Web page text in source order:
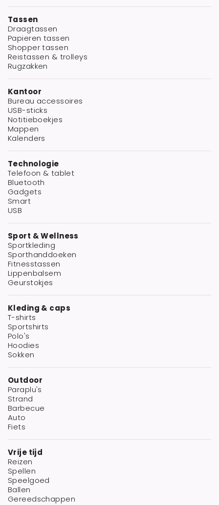
Tassen
Draagtassen
Papieren tassen
Shopper tassen
Reistassen & trolleys
Rugzakken
Kantoor
Bureau accessoires
USB-sticks
Notitieboekjes
Mappen
Kalenders
Technologie
Telefoon & tablet
Bluetooth
Gadgets
Smart
USB
Sport & Wellness
Sportkleding
Sporthanddoeken
Fitnesstassen
Lippenbalsem
Geurstokjes
Kleding & caps
T-shirts
Sportshirts
Polo's
Hoodies
Sokken
Outdoor
Paraplu's
Strand
Barbecue
Auto
Fiets
Vrije tijd
Reizen
Spellen
Speelgoed
Ballen
Gereedschappen